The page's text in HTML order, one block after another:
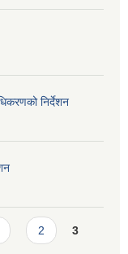
निर्देशन
2 3